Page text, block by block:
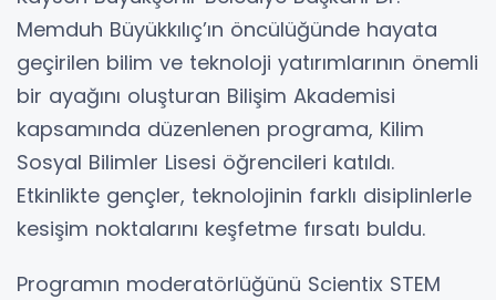
Memduh Büyükkılıç’ın öncülüğünde hayata
geçirilen bilim ve teknoloji yatırımlarının önemli
bir ayağını oluşturan Bilişim Akademisi
kapsamında düzenlenen programa, Kilim
Sosyal Bilimler Lisesi öğrencileri katıldı.
Etkinlikte gençler, teknolojinin farklı disiplinlerle
kesişim noktalarını keşfetme fırsatı buldu.
Programın moderatörlüğünü Scientix STEM